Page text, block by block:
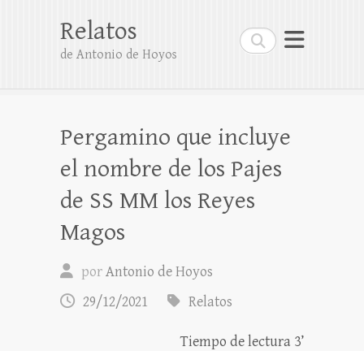
Buscar
Relatos
de Antonio de Hoyos
Pergamino que incluye
el nombre de los Pajes
de SS MM los Reyes
Magos
porAntonio de Hoyos
29/12/2021
Relatos
Tiempo de lectura 3’